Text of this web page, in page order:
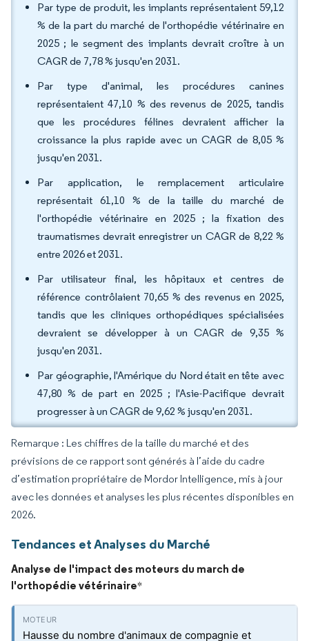
Par type de produit, les implants représentaient 59,12
% de la part du marché de l'orthopédie vétérinaire en
2025 ; le segment des implants devrait croître à un
CAGR de 7,78 % jusqu'en 2031.
Par type d'animal, les procédures canines
représentaient 47,10 % des revenus de 2025, tandis
que les procédures félines devraient afficher la
croissance la plus rapide avec un CAGR de 8,05 %
jusqu'en 2031.
Par application, le remplacement articulaire
représentait 61,10 % de la taille du marché de
l'orthopédie vétérinaire en 2025 ; la fixation des
traumatismes devrait enregistrer un CAGR de 8,22 %
entre 2026 et 2031.
Par utilisateur final, les hôpitaux et centres de
référence contrôlaient 70,65 % des revenus en 2025,
tandis que les cliniques orthopédiques spécialisées
devraient se développer à un CAGR de 9,35 %
jusqu'en 2031.
Par géographie, l'Amérique du Nord était en tête avec
47,80 % de part en 2025 ; l'Asie-Pacifique devrait
progresser à un CAGR de 9,62 % jusqu'en 2031.
Remarque : Les chiffres de la taille du marché et des
prévisions de ce rapport sont générés à l’aide du cadre
d’estimation propriétaire de Mordor Intelligence, mis à jour
avec les données et analyses les plus récentes disponibles en
2026.
Tendances et Analyses du Marché
Analyse de l'impact des moteurs du march de
l'orthopédie vétérinaire*
Hausse du nombre d'animaux de compagnie et